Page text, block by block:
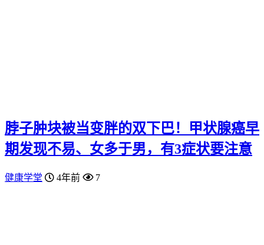
脖子肿块被当变胖的双下巴！甲状腺癌早
期发现不易、女多于男，有3症状要注意
健康学堂 4年前 7